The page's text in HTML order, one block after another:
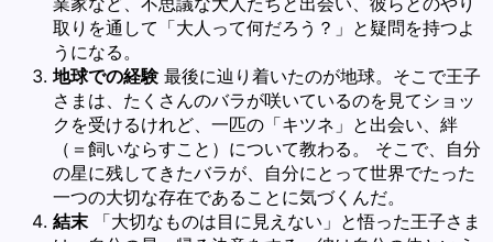
取りを通して「大人って何だろう？」と疑問を持つよ
うになる。
地球での経験最後に辿り着いたのが地球。そこで王子
さまは、たくさんのバラが咲いているのを見てショッ
クを受けるけれど、一匹の「キツネ」と出会い、絆
（＝飼いならすこと）について教わる。 そこで、自分
の星に残してきたバラが、自分にとって世界でたった
一つの大切な存在であることに気づくんだ。
結末「大切なものは目に見えない」と悟った王子さま